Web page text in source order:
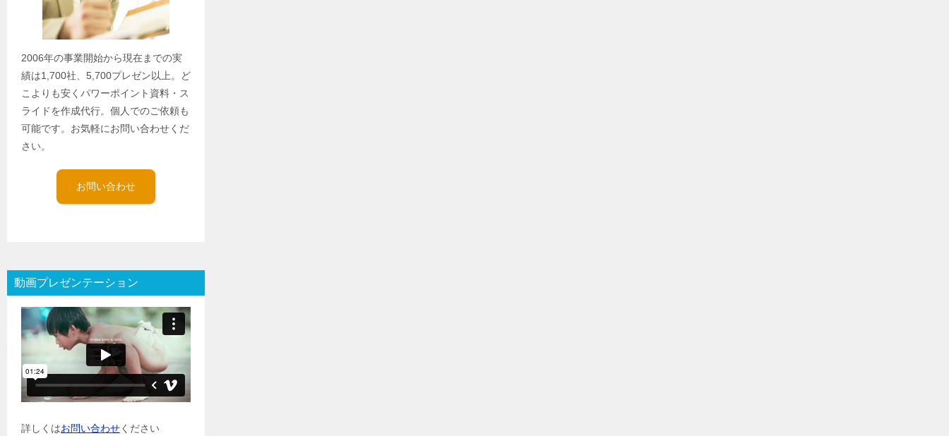
2006年の事業開始から現在までの実
績は1,700社、5,700プレゼン以上。ど
こよりも安くパワーポイント資料・ス
ライドを作成代行。個人でのご依頼も
可能です。お気軽にお問い合わせくだ
さい。
お問い合わせ
動画プレゼンテーション
詳しくはお問い合わせください